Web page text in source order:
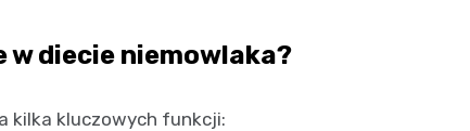
w diecie niemowlaka?
kilka kluczowych funkcji: